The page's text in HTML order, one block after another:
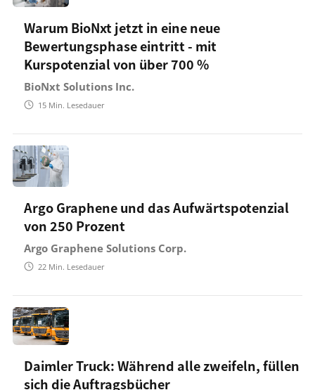
Warum BioNxt jetzt in eine neue
Bewertungsphase eintritt - mit
Kurspotenzial von über 700 %
BioNxt Solutions Inc.
15 Min. Lesedauer
Argo Graphene und das Aufwärtspotenzial
von 250 Prozent
Argo Graphene Solutions Corp.
22 Min. Lesedauer
Daimler Truck: Während alle zweifeln, füllen
sich die Auftragsbücher